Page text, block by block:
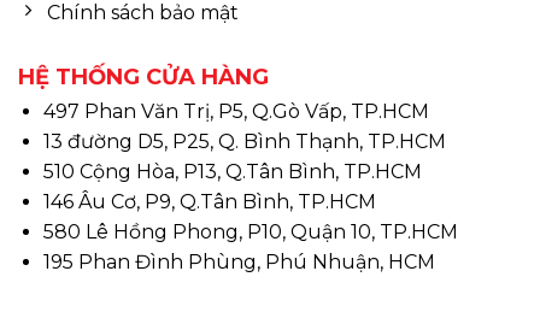
Chính sách bảo mật
HỆ THỐNG CỬA HÀNG
497 Phan Văn Trị, P5, Q.Gò Vấp, TP.HCM
13 đường D5, P25, Q. Bình Thạnh, TP.HCM
510 Cộng Hòa, P13, Q.Tân Bình, TP.HCM
146 Âu Cơ, P9, Q.Tân Bình, TP.HCM
580 Lê Hồng Phong, P10, Quận 10, TP.HCM
195 Phan Đình Phùng, Phú Nhuận, HCM